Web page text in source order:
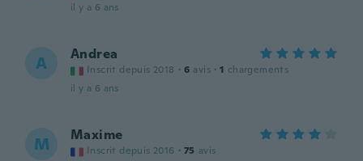
il y a 6 ans
A Andrea
Inscrit depuis 2018 · 6 avis · 1 chargements
il y a 6 ans
M Maxime
Inscrit depuis 2016 · 75 avis